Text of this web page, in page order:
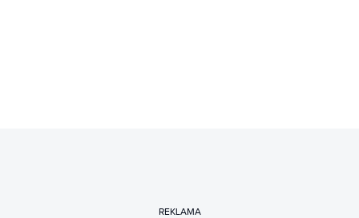
REKLAMA